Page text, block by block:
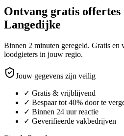
Ontvang gratis
Langedijke
Binnen 2 minuten geregeld. Gratis
loodgieters in jouw regio.
Jouw gegevens zijn veilig
✓ Gratis & vrijblijvend
✓ Bespaar tot 40% door te
✓ Binnen 24 uur reactie
✓ Geverifieerde vakbedrijven